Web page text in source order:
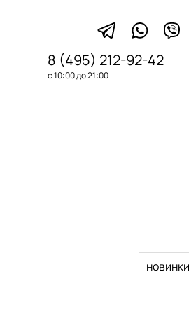
8 (495) 212-92-42
с 10:00 до 21:00
новинки